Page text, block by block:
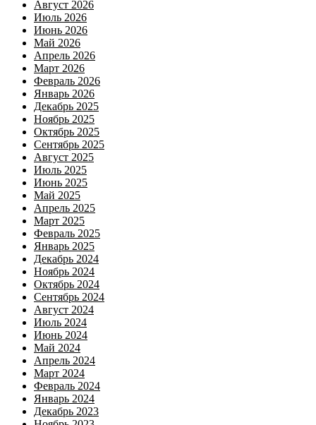
Август 2026
Июль 2026
Июнь 2026
Май 2026
Апрель 2026
Март 2026
Февраль 2026
Январь 2026
Декабрь 2025
Ноябрь 2025
Октябрь 2025
Сентябрь 2025
Август 2025
Июль 2025
Июнь 2025
Май 2025
Апрель 2025
Март 2025
Февраль 2025
Январь 2025
Декабрь 2024
Ноябрь 2024
Октябрь 2024
Сентябрь 2024
Август 2024
Июль 2024
Июнь 2024
Май 2024
Апрель 2024
Март 2024
Февраль 2024
Январь 2024
Декабрь 2023